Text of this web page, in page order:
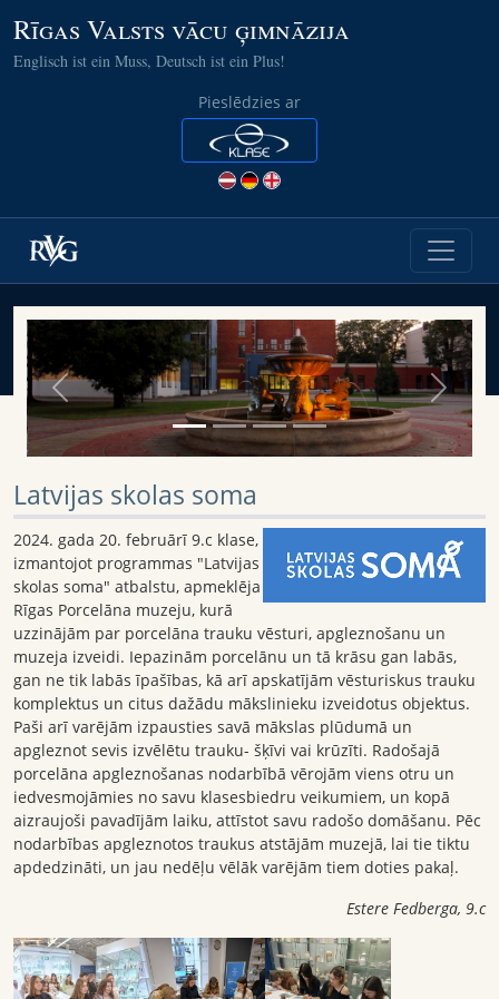
Rīgas Valsts vācu ģimnāzija
Englisch ist ein Muss, Deutsch ist ein Plus!
Pieslēdzies ar
Previous Next
Latvijas skolas soma
2024. gada 20. februārī 9.c klase,
izmantojot programmas "Latvijas
skolas soma" atbalstu, apmeklēja
Rīgas Porcelāna muzeju, kurā
uzzinājām par porcelāna trauku vēsturi, apgleznošanu un
muzeja izveidi. Iepazinām porcelānu un tā krāsu gan labās,
gan ne tik labās īpašības, kā arī apskatījām vēsturiskus trauku
komplektus un citus dažādu mākslinieku izveidotus objektus.
Paši arī varējām izpausties savā mākslas plūdumā un
apgleznot sevis izvēlētu trauku- šķīvi vai krūzīti. Radošajā
porcelāna apgleznošanas nodarbībā vērojām viens otru un
iedvesmojāmies no savu klasesbiedru veikumiem, un kopā
aizraujoši pavadījām laiku, attīstot savu radošo domāšanu. Pēc
nodarbības apgleznotos traukus atstājām muzejā, lai tie tiktu
apdedzināti, un jau nedēļu vēlāk varējām tiem doties pakaļ.
Estere Fedberga, 9.c